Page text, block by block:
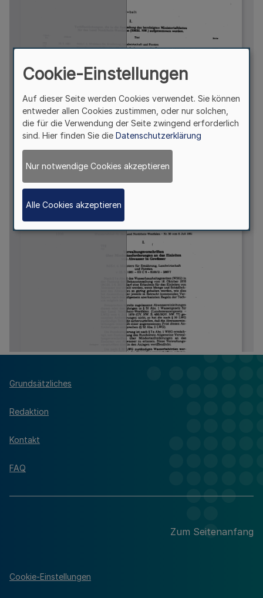
Grundsätzliches
Redaktion
Kontakt
FAQ
Zum Seitenanfang
Cookie-Einstellungen
Cookie-Einstellungen
Auf dieser Seite werden Cookies verwendet. Sie können
entweder allen Cookies zustimmen, oder nur solchen,
die für die Verwendung der Seite zwingend erforderlich
sind. Hier finden Sie die Datenschutzerklärung
Nur notwendige Cookies akzeptieren
Alle Cookies akzeptieren